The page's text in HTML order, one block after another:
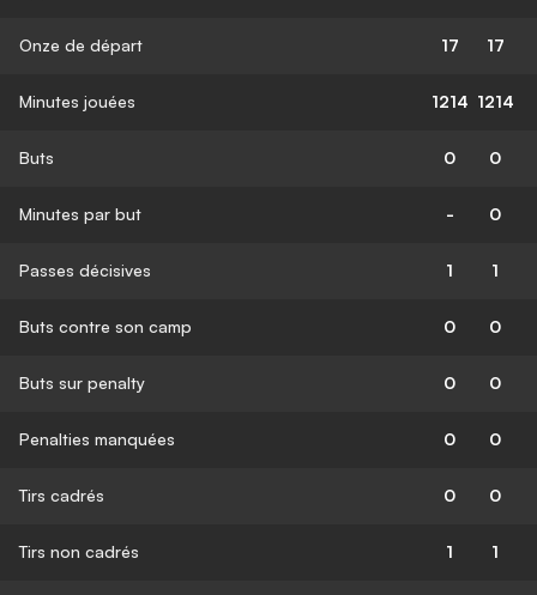
Onze de départ 17 17
Minutes jouées 1214 1214
Buts 0 0
Minutes par but - 0
Passes décisives 1 1
Buts contre son camp 0 0
Buts sur penalty 0 0
Penalties manquées 0 0
Tirs cadrés 0 0
Tirs non cadrés 1 1